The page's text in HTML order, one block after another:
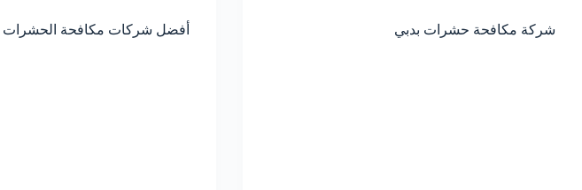
شركة مكافحة حشرات بدبي أفضل شركات مكافحة الحشرات